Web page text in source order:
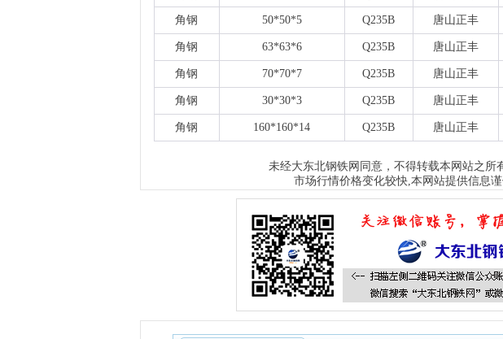
角钢 50*50*5 Q235B 唐山正丰
角钢 63*63*6 Q235B 唐山正丰
角钢 70*70*7 Q235B 唐山正丰
角钢 30*30*3 Q235B 唐山正丰
角钢 160*160*14 Q235B 唐山正丰
未经大东北钢铁网 同意，不得转载本网站之所
市场行情价格变化较快,本网站提供信息